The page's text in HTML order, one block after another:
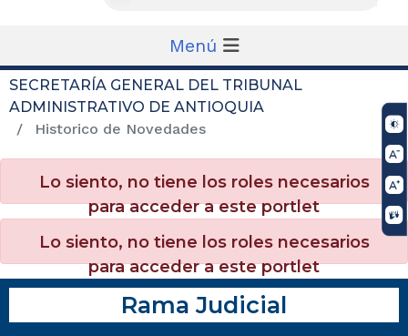
Menú
SECRETARÍA GENERAL DEL TRIBUNAL
ADMINISTRATIVO DE ANTIOQUIA
Historico de Novedades
Lo siento, no tiene los roles necesarios
para acceder a este portlet
Lo siento, no tiene los roles necesarios
para acceder a este portlet
Rama Judicial